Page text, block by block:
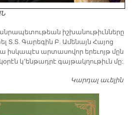
իշխանութիւնները
Տ.Տ. Գարեգին Բ. Ամենայն Հայոց
իսկապէս արտասովոր երեւոյթ մըն
կ՚ենթադրէ գայթակղութիւն մը:
Կարդալ աւելին